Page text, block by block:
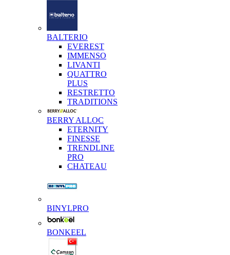
BALTERIO
EVEREST
IMMENSO
LIVANTI
QUATTRO
PLUS
RESTRETTO
TRADITIONS
BERRY ALLOC
ETERNITY
FINESSE
TRENDLINE
PRO
CHATEAU
BINYLPRO
BONKEEL